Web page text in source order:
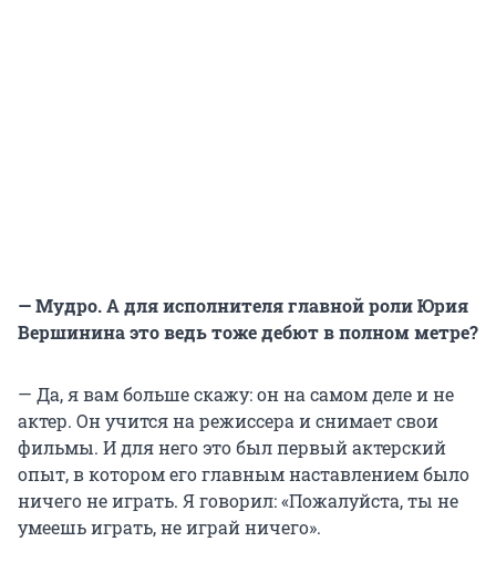
— Мудро. А для исполнителя главной роли Юрия
Вершинина это ведь тоже дебют в полном метре?
— Да, я вам больше скажу: он на самом деле и не
актер. Он учится на режиссера и снимает свои
фильмы. И для него это был первый актерский
опыт, в котором его главным наставлением было
ничего не играть. Я говорил: «Пожалуйста, ты не
умеешь играть, не играй ничего».